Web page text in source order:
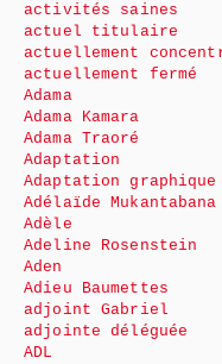
activités saines
actuel titulaire
actuellement
actuellement fermé
Adama
Adama Kamara
Adama Traoré
Adaptation
Adaptation graphique
Adélaïde Mukantabana
Adèle
Adeline Rosenstein
Aden
Adieu Baumettes
adjoint Gabriel
adjointe déléguée
ADL